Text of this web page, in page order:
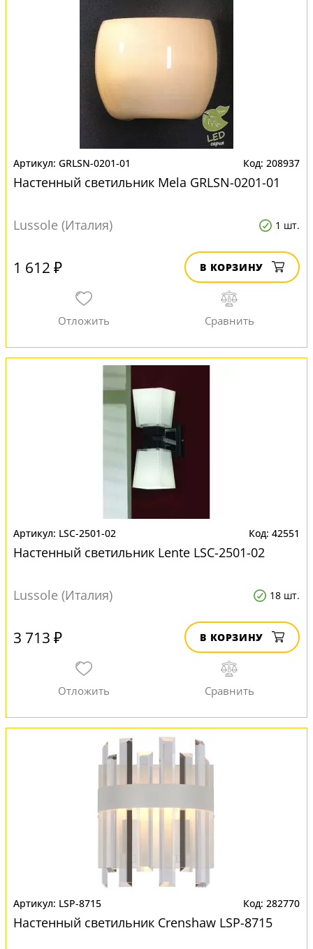
GRLSN-0201-01 208937
Настенный светильник Mela GRLSN-0201-01
Lussole (Италия) 1 шт.
1 612 ₽ В КОРЗИНУ
LSC-2501-02 42551
Настенный светильник Lente LSC-2501-02
Lussole (Италия) 18 шт.
3 713 ₽ В КОРЗИНУ
LSP-8715 282770
Настенный светильник Crenshaw LSP-8715